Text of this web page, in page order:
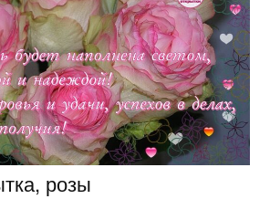
розы